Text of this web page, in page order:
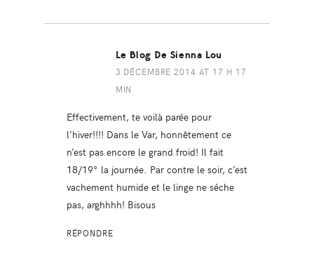
Le Blog De Sienna Lou
3 DÉCEMBRE 2014 AT 17 H 17
MIN
Effectivement, te voilà parée pour
l’hiver!!!! Dans le Var, honnêtement ce
n’est pas encore le grand froid! Il fait
18/19° la journée. Par contre le soir, c’est
vachement humide et le linge ne séche
pas, arghhhh! Bisous
RÉPONDRE